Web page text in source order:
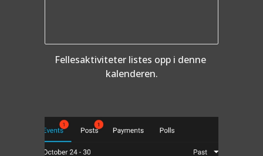
Fellesaktiviteter listes opp i denne
kalenderen.